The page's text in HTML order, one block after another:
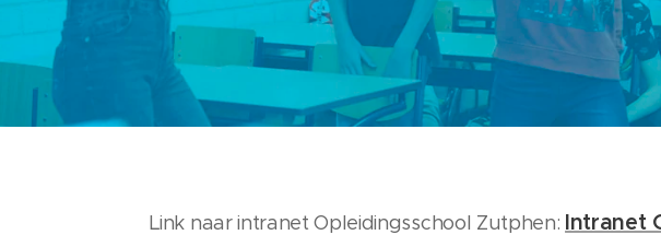
Link naar intranet Opleidingsschool Zutphen: Intranet